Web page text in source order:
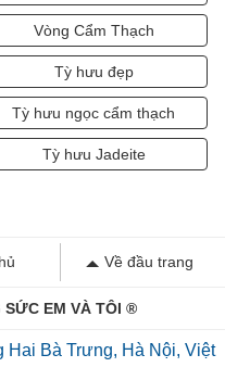
Vòng Cẩm Thạch
Tỳ hưu đẹp
Tỳ hưu ngọc cẩm thạch
Tỳ hưu Jadeite
Về đầu trang
SỨC EM VÀ TÔI ®
Bà Trưng, Hà Nội, Việt